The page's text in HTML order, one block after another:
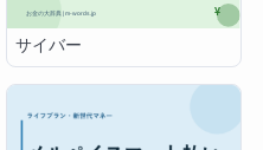
サイバー